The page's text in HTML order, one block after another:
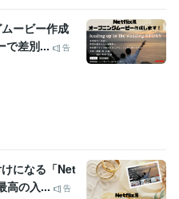
ービー作成
で差別...
告
けになる「Net
高の入...
告